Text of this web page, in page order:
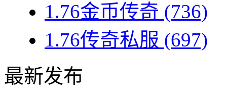
1.76金币传奇 (736)
1.76传奇私服 (697)
最新发布